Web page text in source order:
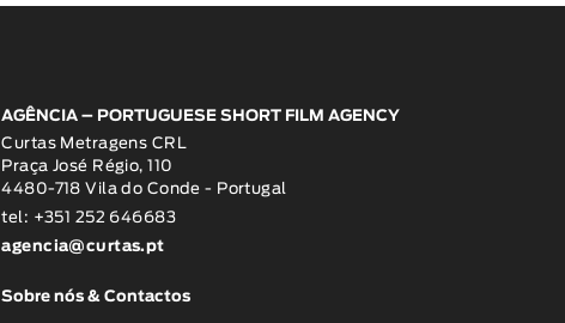
AGÊNCIA – PORTUGUESE SHORT FILM AGENCY
Curtas Metragens CRL
Praça José Régio, 110
4480-718 Vila do Conde - Portugal
tel: +351 252 646683
agencia@curtas.pt
Sobre nós & Contactos